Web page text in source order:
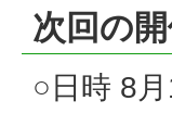
次回の
○日時 8